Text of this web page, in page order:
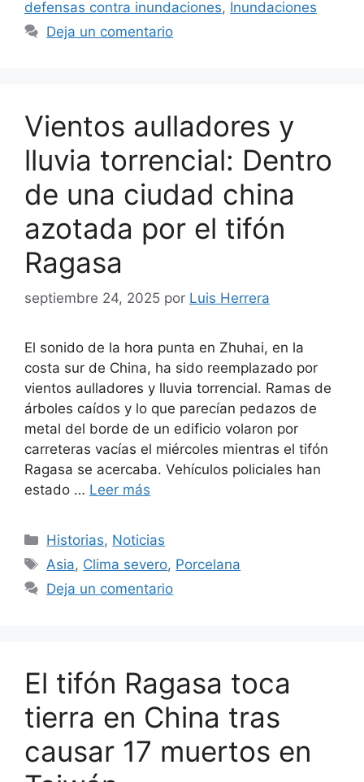
defensas contra inundaciones, Inundaciones
Deja un comentario
Vientos aulladores y
lluvia torrencial: Dentro
de una ciudad china
azotada por el tifón
Ragasa
septiembre 24, 2025 por Luis Herrera
El sonido de la hora punta en Zhuhai, en la
costa sur de China, ha sido reemplazado por
vientos aulladores y lluvia torrencial. Ramas de
árboles caídos y lo que parecían pedazos de
metal del borde de un edificio volaron por
carreteras vacías el miércoles mientras el tifón
Ragasa se acercaba. Vehículos policiales han
estado … Leer más
Categorías
Historias, Noticias
Etiquetas
Asia, Clima severo, Porcelana
Deja un comentario
El tifón Ragasa toca
tierra en China tras
causar 17 muertos en